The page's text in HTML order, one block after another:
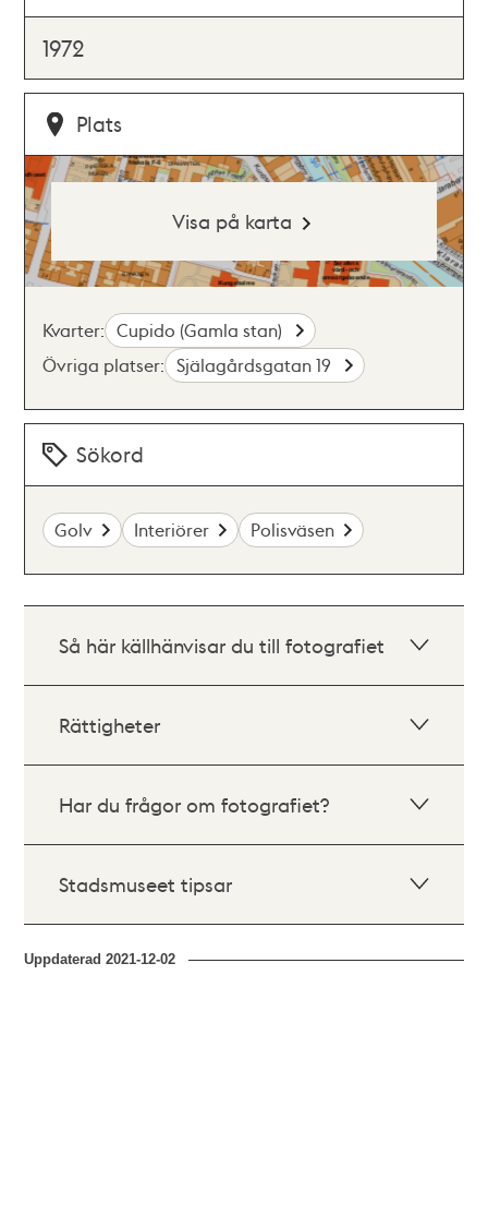
1972
Plats
Visa på karta
Kvarter: Cupido (Gamla stan)
Övriga platser: Själagårdsgatan 19
Sökord
Golv Interiörer Polisväsen
Så här källhänvisar du till fotografiet
Rättigheter
Har du frågor om fotografiet?
Stadsmuseet tipsar
Uppdaterad2021-12-02